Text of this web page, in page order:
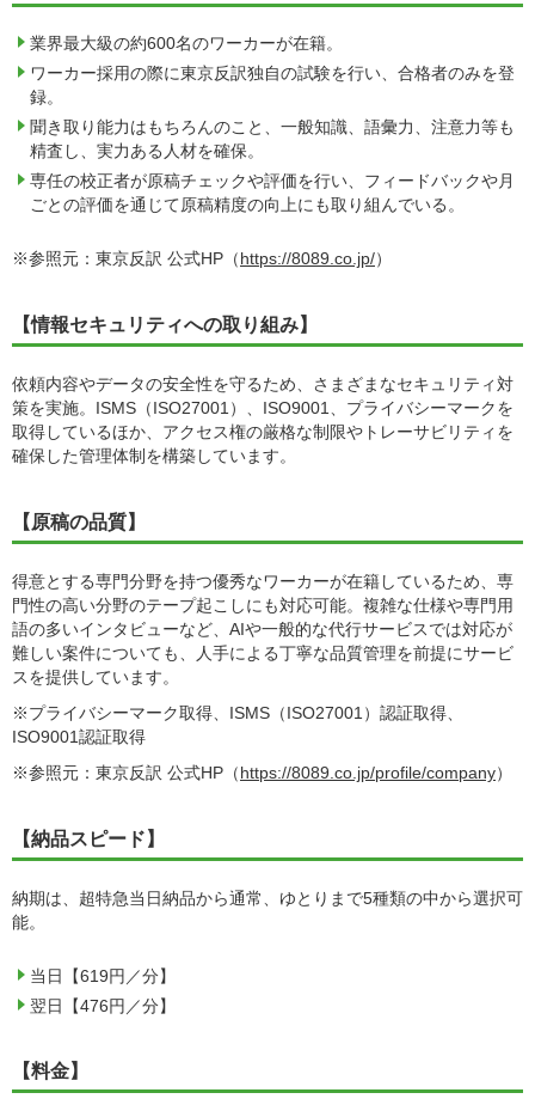
業界最大級の約600名のワーカーが在籍。
ワーカー採用の際に東京反訳独自の試験を行い、合格者のみを登
録。
聞き取り能力はもちろんのこと、一般知識、語彙力、注意力等も
精査し、実力ある人材を確保。
専任の校正者が原稿チェックや評価を行い、フィードバックや月
ごとの評価を通じて原稿精度の向上にも取り組んでいる。
※参照元：東京反訳 公式HP（https://8089.co.jp/）
【情報セキュリティへの取り組み】
依頼内容やデータの安全性を守るため、さまざまなセキュリティ対
策を実施。ISMS（ISO27001）、ISO9001、プライバシーマークを
取得しているほか、アクセス権の厳格な制限やトレーサビリティを
確保した管理体制を構築しています。
【原稿の品質】
得意とする専門分野を持つ優秀なワーカーが在籍しているため、専
門性の高い分野のテープ起こしにも対応可能。複雑な仕様や専門用
語の多いインタビューなど、AIや一般的な代行サービスでは対応が
難しい案件についても、人手による丁寧な品質管理を前提にサービ
スを提供しています。
※プライバシーマーク取得、ISMS（ISO27001）認証取得、
ISO9001認証取得
※参照元：東京反訳 公式HP（https://8089.co.jp/profile/company）
【納品スピード】
納期は、超特急当日納品から通常、ゆとりまで5種類の中から選択可
能。
当日【619円／分】
翌日【476円／分】
【料金】